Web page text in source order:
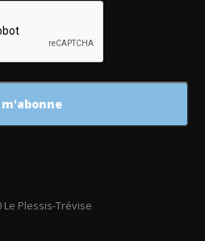
Le Plessis-Trévise